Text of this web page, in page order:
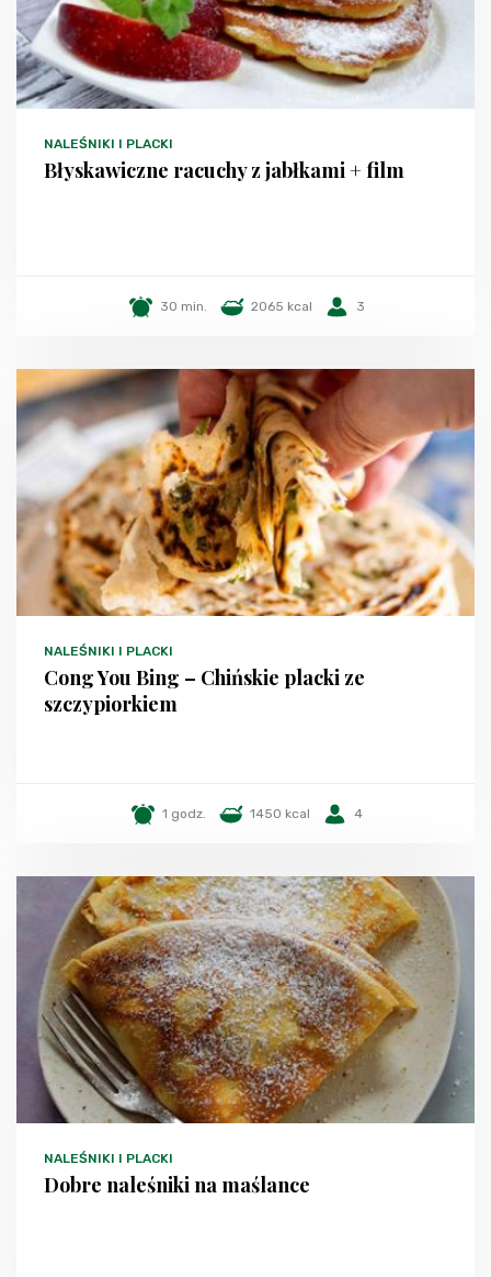
NALEŚNIKI I PLACKI
Błyskawiczne racuchy z jabłkami + film
30 min. 2065 kcal 3
NALEŚNIKI I PLACKI
Cong You Bing – Chińskie placki ze
szczypiorkiem
1 godz. 1450 kcal 4
NALEŚNIKI I PLACKI
Dobre naleśniki na maślance